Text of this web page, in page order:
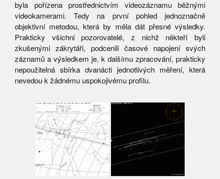
byla pořízena prostřednictvím videozáznamu běžnými
videokamerami. Tedy na první pohled jednoznačně
objektivní metodou, která by měla dát přesné výsledky.
Prakticky všichni pozorovatelé, z nichž někteří byli
zkušenými zákrytáři, podcenili časové napojení svých
záznamů a výsledkem je, k dalšímu zpracování, prakticky
nepoužitelná sbírka dvanácti jednotlivých měření, která
nevedou k žádnému uspokojivému profilu.